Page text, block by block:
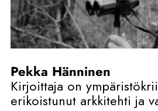
Pekka Hänninen
Kirjoittaja on
erikoistunut arkkitehti ja